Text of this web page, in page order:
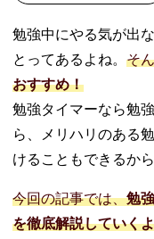
とは
02. 勉強タイマー
を使っている高
校生は多い！
03. 勉強タイマー
は？
− 時間感覚
が掴みやす
い
勉強中にやる気が出
とってあるよね。 そ
おすすめ！
勉強タイマーなら勉
ら、メリハリのある
けることもできるか
今回の記事では、勉
を徹底解説していく